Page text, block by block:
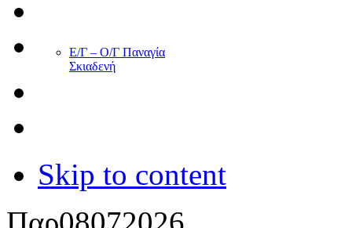
Ε/Γ – Ο/Γ Παναγία
Σκιαδενή
Skip to content